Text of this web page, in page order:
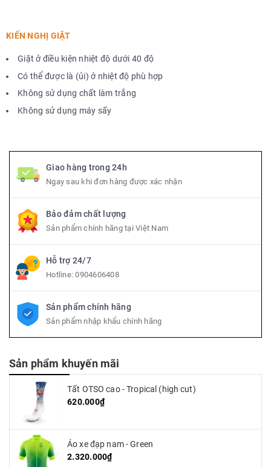
KIẾN NGHỊ GIẶT
Giặt ở điều kiện nhiệt độ dưới 40 độ
Có thể được là (ủi) ở nhiệt độ phù hợp
Không sử dụng chất làm trắng
Không sử dụng máy sấy
Giao hàng trong 24h
Ngay sau khi đơn hàng được xác nhận
Bảo đảm chất lượng
Sản phẩm chính hãng tại Việt Nam
Hỗ trợ 24/7
Hotline:0904606408
Sản phẩm chính hãng
Sản phẩm nhập khẩu chính hãng
Sản phẩm khuyến mãi
Tất OTSO cao - Tropical (high cut)
620.000₫
Áo xe đạp nam - Green
2.320.000₫